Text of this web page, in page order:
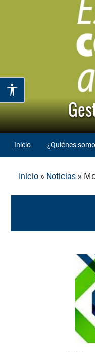
Inicio ¿Quiénes
Inicio » Noticias »